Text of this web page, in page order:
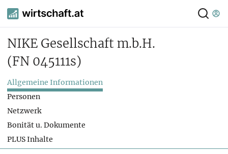
NIKE Gesellschaft m.b.H.
(FN 045111s)
Allgemeine Informationen
Personen
Netzwerk
Bonität u. Dokumente
PLUS Inhalte